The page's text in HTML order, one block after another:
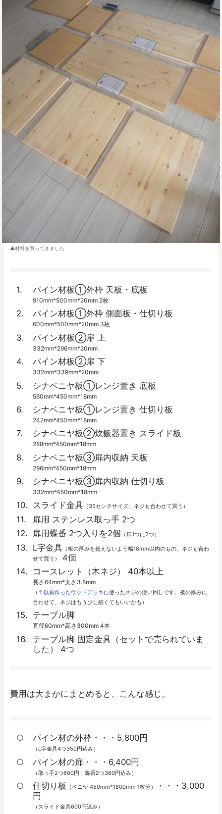
材料を買ってきました
パイン材板①外枠 天板・底板
910mm*500mm*20mm 2枚
パイン材板①外枠 側面板・仕切り板
600mm*500mm*20mm 3枚
パイン材板②扉 上
332mm*296mm*20mm
パイン材板②扉 下
332mm*339mm*20mm
シナベニヤ板①レンジ置き 底板
560mm*450mm*18mm
シナベニヤ板①レンジ置き 仕切り板
242mm*450mm*18mm
シナベニヤ板②炊飯器置き スライド板
288mm*450mm*18mm
シナベニヤ板③扉内収納 天板
296mm*450mm*18mm
シナベニヤ板③扉内収納 仕切り板
332mm*450mm*18mm
スライド金具 （35センチサイズ。ネジも合わせて買う）
扉用 ステンレス取っ手 2つ
扉用蝶番 2つ入りを2個 （扉1つに2つ）
L字金具 （板の厚みを超えないよう幅18mm以内のもの。ネジも合わ
せて買う）
4個
コースレット（木ネジ） 40本以上
長さ64mm*太さ3.8mm
（↑ 以前作ったウッドデッキに使ったネジの使い回しです。板の厚みに
合わせて、ネジはもう少し細くてもいいかも）
テーブル脚
直径60mm*高さ300mm 4本
テーブル脚 固定金具（セットで売られていま
した） 4つ
費用は大まかにまとめると、こんな感じ。
パイン材の外枠・・・5,800円
（L字金具4つ350円込み）
パイン材の扉・・・6,400円
（取っ手2つ600円・蝶番2つ360円込み）
仕切り板 （ベニヤ 450mm*1800mm 1枚分）
・・・3,000
円
（スライド金具600円込み）